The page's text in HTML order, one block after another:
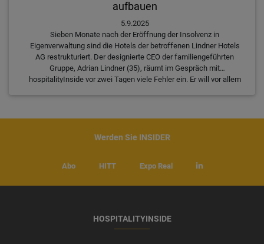
aufbauen
5.9.2025
Sieben Monate nach der Eröffnung der Insolvenz in
Eigenverwaltung sind die Hotels der betroffenen Lindner Hotels
AG restrukturiert. Der designierte CEO der familiengeführten
Gruppe, Adrian Lindner (35), räumt im Gespräch mit
hospitalityInside vor zwei Tagen viele Fehler ein. Er will vor allem
Werden Sie INSIDER
Abo HITT Expo Real
HOSPITALITYINSIDE